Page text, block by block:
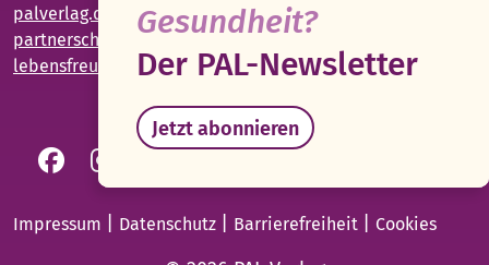
palverlag.de
partnerschaft-beziehung.de
lebensfreude-app.de
Impressum Datenschutz Barrierefreiheit Cookies
Gesundheit?
Der PAL-Newsletter
Jetzt abonnieren